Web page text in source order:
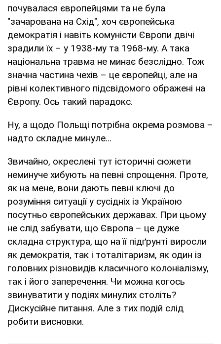
почувалася європейцями та не була
"зачарована на Схід", хоч європейська
демократія і навіть комуністи Європи двічі
зрадили їх – у 1938-му та 1968-му. А така
національна травма не минає безслідно. Тож
значна частина чехів – це європейці, але на
рівні колективного підсвідомого ображені на
Європу. Ось такий парадокс.
Ну, а щодо Польщі потрібна окрема розмова –
надто складне минуле…
Звичайно, окреслені тут історичні сюжети
неминуче хибують на певні спрощення. Проте,
як на мене, вони дають певні ключі до
розуміння ситуації у сусідніх із Україною
посутньо європейських державах. При цьому
не слід забувати, що Європа – це дуже
складна структура, що на її підґрунті виросли
як демократія, так і тоталітаризм, як один із
головних різновидів класичного колоніалізму,
так і його заперечення. Чи можна когось
звинуватити у подіях минулих століть?
Дискусійне питання. Але з тих подій слід
робити висновки.